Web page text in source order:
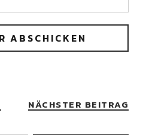
NÄCHSTER BEITRAG